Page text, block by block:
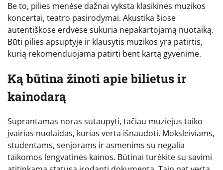
Be to, pilies menėse dažnai vyksta klasikinės muzikos
koncertai, teatro pasirodymai. Akustika šiose
autentiškose erdvėse sukuria nepakartojamą nuotaiką.
Būti pilies apsuptyje ir klausytis muzikos yra patirtis,
kurią rekomenduojama patirti bent kartą gyvenime.
Ką būtina žinoti apie bilietus ir
kainodarą
Suprantamas noras sutaupyti, tačiau muziejus taiko
įvairias nuolaidas, kurias verta išnaudoti. Moksleiviams,
studentams, senjorams ir asmenims su negalia
taikomos lengvatinės kainos. Būtinai turėkite su savimi